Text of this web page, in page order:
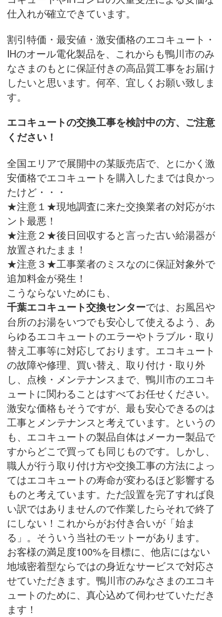
仕入れが確立できています。
割引特価・最安値・激安価格のエコキュート・
IHのオール電化製品を、これからも鴨川市のみ
なさまのもとに保証付きの高品質工事をお届け
したいと思います。何卒、宜しくお願い致しま
す。
エコキュートの交換工事を検討中の方、ご注意
ください！
全国エリアで展開中の某販売店で、とにかく激
安価格でエコキュートを購入したまでは良かっ
たけど・・・
★注意１★現地調査に来た交換業者の対応がホ
ント最悪！
★注意２★後日回収すると言った古い給湯器が
放置されたまま！
★注意３★工事業者のミスなのに保証対象外で
追加料金が発生！
こうならないためにも、
千葉エコキュート交換センターでは、お風呂や
台所のお湯をいつでも安心して使えるよう、あ
らゆるエコキュートのエラーやトラブル・取り
替え工事等に対応しております。エコキュート
の故障や修理、買い替え、取り付け・取り外
し、点検・メンテナンスまで、鴨川市のエコキ
ュートに関わることはすべてお任せください。
激安な価格もそうですが、最も安心できるのは
工事とメンテナンスと考えています。というの
も、エコキュートの製品自体はメーカー製品で
すからどこで買っても同じものです。しかし、
職人が行う取り付け方や交換工事の方法によっ
てはエコキュートの寿命が変わるほど影響する
ものと考えています。ただ設置を完了すれば良
い訳ではありませんので作業したらそれで終了
にしない！これからがお付き合いが「始ま
る」。そういう当社のモットーがあります。
お客様の満足度100%を目標に、他店にはない
地域密着型ならではの身近なサービスで対応さ
せていただきます。鴨川市のみなさまのエコキ
ュートのために、真心込めて伺わせていただき
ます！